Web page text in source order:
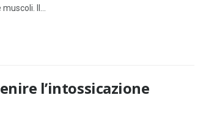
Il...
l’intossicazione